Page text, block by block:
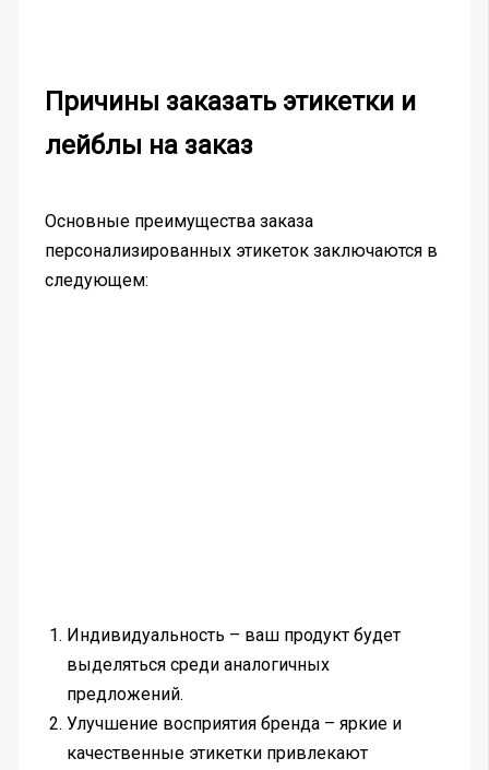
Причины заказать этикетки и
лейблы на заказ
Основные преимущества заказа
персонализированных этикеток заключаются в
следующем:
Индивидуальность – ваш продукт будет
выделяться среди аналогичных
предложений.
Улучшение восприятия бренда – яркие и
качественные этикетки привлекают